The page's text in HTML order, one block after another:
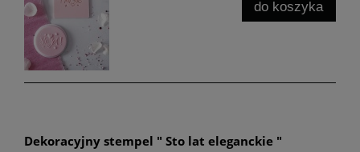
do koszyka
Dekoracyjny stempel " Sto lat eleganckie "